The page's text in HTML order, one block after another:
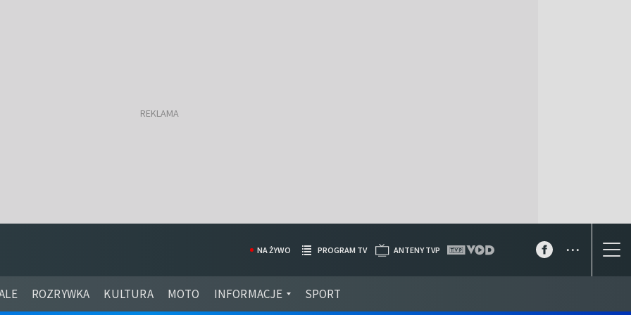
ROZRYWKA KULTURA MOTO INFORMACJE SPORT
NA ŻYWO PROGRAM TV ANTENY TVP ...